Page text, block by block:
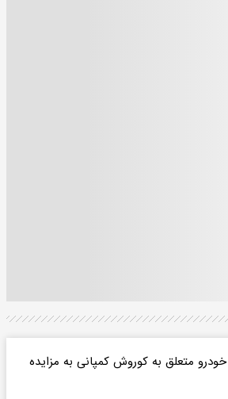
دادستان تهران: ۵ خودرو متعلق به کوروش کمپانی به مزایده